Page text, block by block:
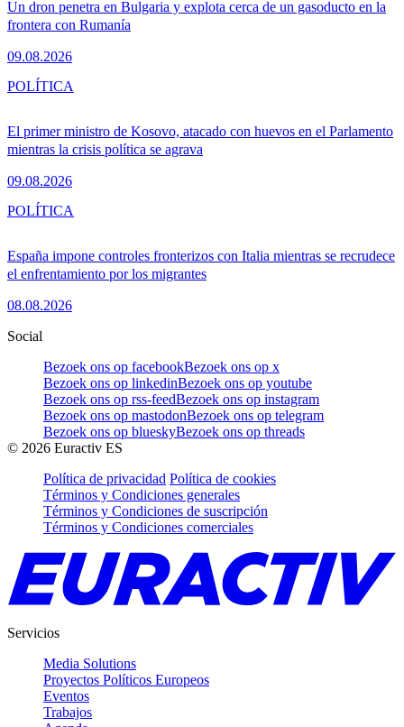
Un dron penetra en Bulgaria y explota cerca de un gasoducto en la
frontera con Rumanía
09.08.2026
El primer ministro de Kosovo, atacado con huevos en el Parlamento
mientras la crisis política se agrava
09.08.2026
POLÍTICA
España impone controles fronterizos con Italia mientras se recrudece
el enfrentamiento por los migrantes
08.08.2026
POLÍTICA
Social
Bezoek ons op facebookBezoek ons op x
Bezoek ons op linkedinBezoek ons op youtube
Bezoek ons op rss-feedBezoek ons op instagram
Bezoek ons op mastodonBezoek ons op telegram
Bezoek ons op blueskyBezoek ons op threads
© 2026 Euractiv ES
Política de privacidad Política de cookies
Términos y Condiciones generales
Términos y Condiciones de suscripción
Términos y Condiciones comerciales
Servicios
Media Solutions
Proyectos Políticos Europeos
Eventos
Trabajos